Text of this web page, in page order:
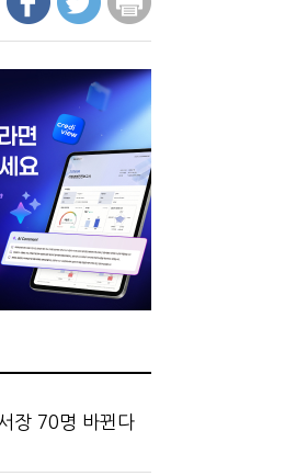
어놓는 이유
전략
지
악화될까
갈까
한가"
장 70명 바뀐다